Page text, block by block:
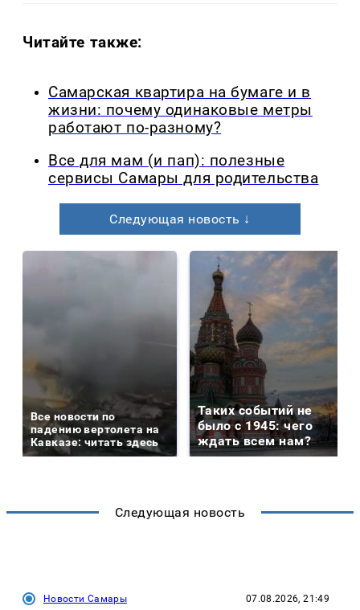
Читайте также:
Самарская квартира на бумаге и в
жизни: почему одинаковые метры
работают по-разному?
Все для мам (и пап): полезные
сервисы Самары для родительства
Следующая новость ↓
Все новости по
падению вертолета на
Кавказе: читать здесь
Таких событий не
было с 1945: чего
ждать всем нам?
Следующая новость
Новости Самары 07.08.2026, 21:49